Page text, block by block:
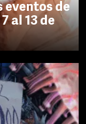
eventos de
al 13 de